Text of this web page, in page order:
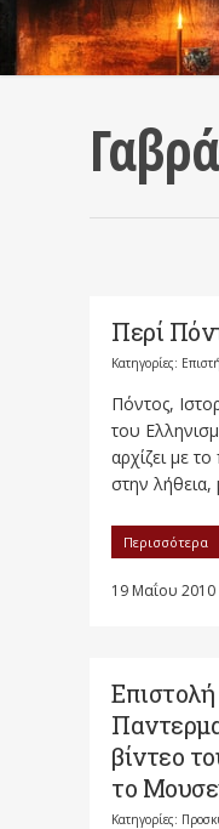
Περί
Κατηγορίες:
Πόντος,
του
αρχίζει με
στην λήθεια,
Περισσότερα
19 Μαΐου 2010
βίντεο
το
Κατηγορίες: